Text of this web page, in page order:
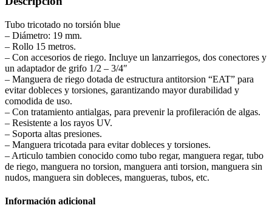
Tubo tricotado no torsión blue
– Diámetro: 19 mm.
– Rollo 15 metros.
– Con accesorios de riego. Incluye un lanzarriegos, dos conectores y
un adaptador de grifo 1/2 – 3/4″
– Manguera de riego dotada de estructura antitorsion “EAT” para
evitar dobleces y torsiones, garantizando mayor durabilidad y
comodida de uso.
– Con tratamiento antialgas, para prevenir la profileración de algas.
– Resistente a los rayos UV.
– Soporta altas presiones.
– Manguera tricotada para evitar dobleces y torsiones.
– Articulo tambien conocido como tubo regar, manguera regar, tubo
de riego, manguera no torsion, manguera anti torsion, manguera sin
nudos, manguera sin dobleces, mangueras, tubos, etc.
Información adicional